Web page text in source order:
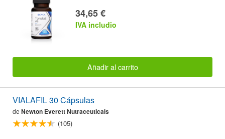
34,65 €
IVA includio
Añadir al carrito
VIALAFIL 30 Cápsulas
de Newton Everett Nutraceuticals
(105)